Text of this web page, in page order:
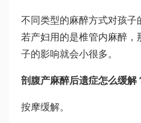
不同类型的麻醉方式对孩子
若产妇用的是椎管内麻醉，
子的影响就会小很多。
剖腹产麻醉后遗症怎么缓解
按摩缓解。